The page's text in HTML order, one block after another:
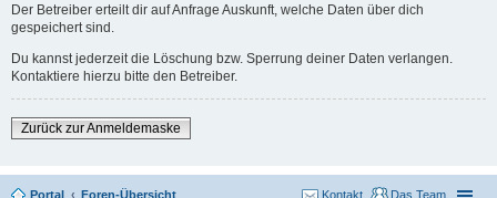
Der Betreiber erteilt dir auf Anfrage Auskunft, welche Daten über dich
gespeichert sind.
Du kannst jederzeit die Löschung bzw. Sperrung deiner Daten verlangen.
Kontaktiere hierzu bitte den Betreiber.
Zurück zur Anmeldemaske
Portal Foren-Übersicht Das Team
Kontakt